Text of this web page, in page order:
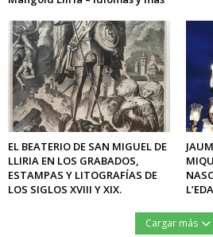
EL BEATERIO DE SAN MIGUEL DE
LLIRIA EN LOS GRABADOS,
ESTAMPAS Y LITOGRAFÍAS DE
LOS SIGLOS XVIII Y XIX.
Cargar más